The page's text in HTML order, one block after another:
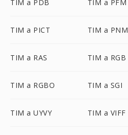
TIM a PDB TIM a PFM
TIM a PICT TIM a PNM
TIM a RAS TIM a RGB
TIM a RGBO TIM a SGI
TIM a UYVY TIM a VIFF